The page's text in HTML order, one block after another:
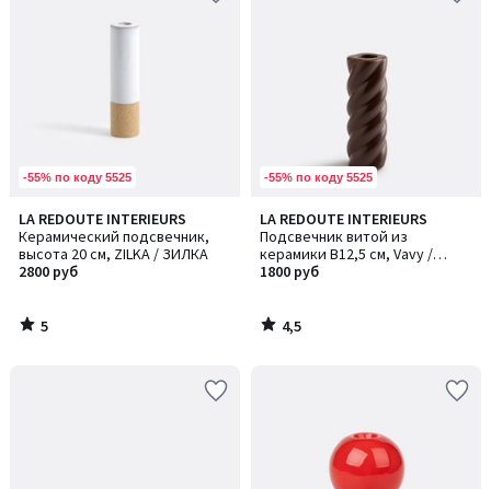
-55% по коду 5525
LA REDOUTE INTERIEURS
Керамический подсвечник,
высота 20 см, ZILKA / ЗИЛКА
2800 руб
5
/
5
5
/
-55% по коду 5525
LA REDOUTE INTERIEURS
Подсвечник витой из
керамики В12,5 см, Vavy /
Вейви
1800 руб
4,5
/ 5
4,5
/